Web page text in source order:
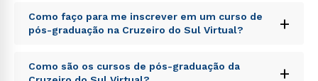
Sed ut perspiciatis unde omnis iste natus error sit
voluptatem accusantium doloremque laudantium,
totam rem aperiam, eaque ipsa quae ab illo inventore
explicabo. Nemo enim ipsam voluptatem quia
Como faço para me inscrever em um curso de
pós-graduação na Cruzeiro do Sul Virtual?
+
Sed ut perspiciatis unde omnis iste natus error sit
voluptatem accusantium doloremque laudantium,
Como são os cursos de pós-graduação da
+